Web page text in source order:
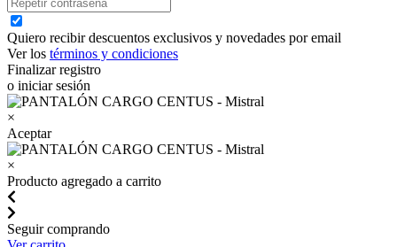
Quiero recibir descuentos exclusivos y novedades por email
Ver los términos y condiciones
Finalizar registro
o iniciar sesión
×
Aceptar
×
Producto agregado a carrito
Seguir comprando